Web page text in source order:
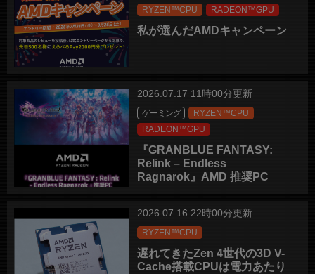
RYZEN™CPU
RADEON™GPU
私が選んだAMDキャンペーン
2026.07.17 11時00分更新
ゲーミング
RYZEN™CPU
RADEON™GPU
『GRANBLUE FANTASY:
Relink – Endless
Ragnarok』AMD 推奨PC
2026.07.16 22時00分更新
RYZEN™CPU
遅れてきたZen 4世代の3D V-
Cache搭載CPUは電力あたり